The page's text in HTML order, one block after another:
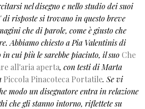
nel disegno e nello studio dei suoi
di risposte si trovano in questo breve
che di parole, come è giusto che
Abbiamo chiesto a Pia Valentinis di
in cui più le sarebbe piaciuto, il suo Che
all'aria aperta, con testi di Marta
Piccola Pinacoteca Portatile. Se vi
modo un disegnatore entra in relazione
che gli stanno intorno, riflettete su